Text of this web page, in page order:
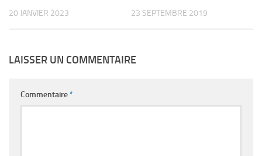
20 JANVIER 2023 23 SEPTEMBRE 2019
LAISSER UN COMMENTAIRE
Commentaire*